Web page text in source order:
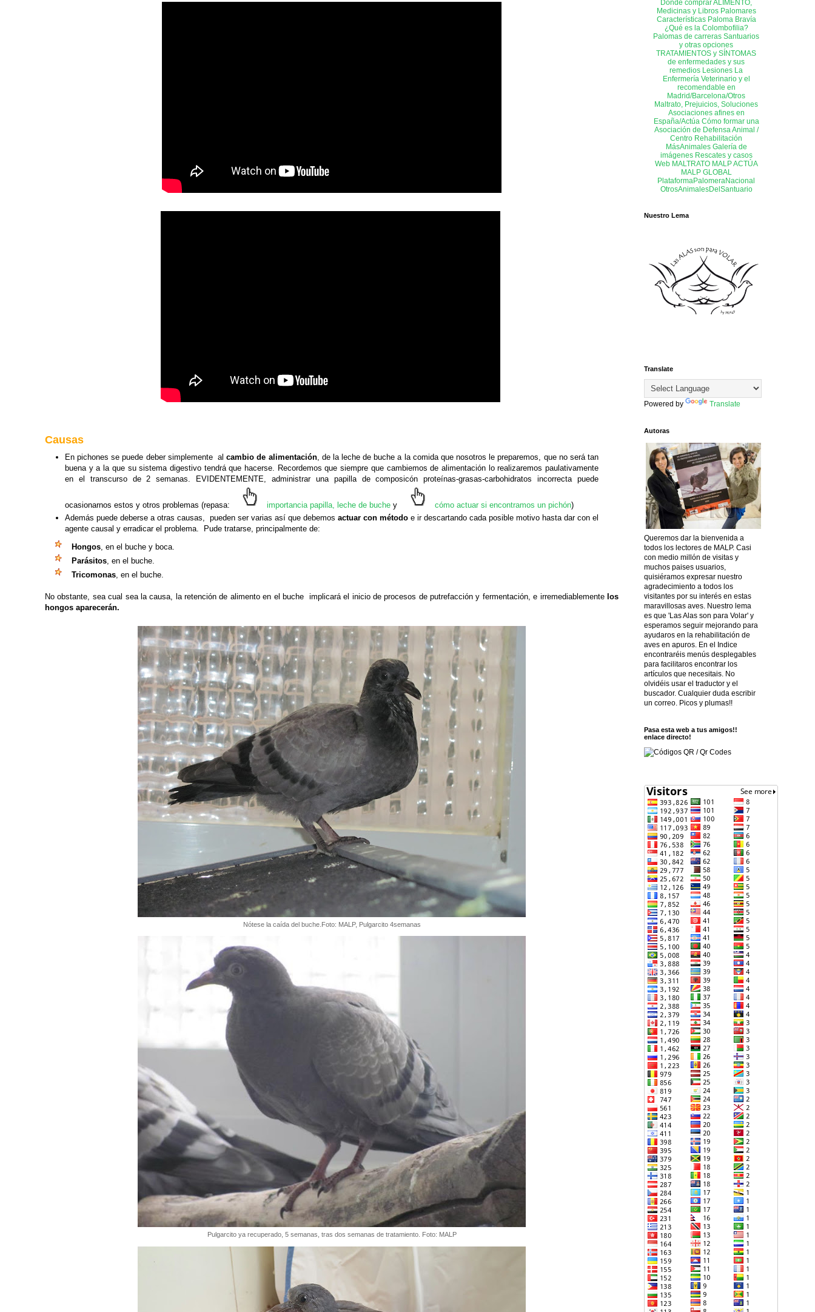
Causas
En pichones se puede deber simplemente alcambio de alimentación, de la leche de buche a la comida que nosotros le preparemos, que no será tan
buena y a la que su sistema digestivo tendrá que hacerse. Recordemos que siempre que cambiemos de alimentación lo realizaremos paulativamente
en el transcurso de 2 semanas. EVIDENTEMENTE, administrar una papilla de composicón proteínas-grasas-carbohidratos incorrecta puede
ocasionarnos estos y otros problemas (repasa: importancia papilla, leche de buchey cómo actuar si encontramos un pichón)
Además puede deberse a otras causas, pueden ser varias así que debemos actuar con método e ir descartando cada posible motivo hasta dar con el
agente causal y erradicar el problema. Pude tratarse, principalmente de:
Hongos , en el buche y boca.
Parásitos , en el buche.
Tricomonas , en el buche.
No obstante, sea cual sea la causa, la retención de alimento en el buche implicará el inicio de procesos de putrefacción y fermentación, e irremediablemente los
hongos aparecerán.
Nótese la caída del buche.Foto: MALP, Pulgarcito 4semanas
Pulgarcito ya recuperado, 5 semanas, tras dos semanas de tratamiento. Foto: MALP
Dónde comprar ALIMENTO,
Medicinas y Libros Palomares
Características Paloma Bravía
¿Qué es la Colombofilia?
Palomas de carreras Santuarios
y otras opciones
TRATAMIENTOS y SÍNTOMAS
de enfermedades y sus
remedios Lesiones La
Enfermería Veterinario y el
recomendable en
Madrid/Barcelona/Otros
Maltrato, Prejuicios, Soluciones
Asociaciones afines en
España/Actúa Cómo formar una
Asociación de Defensa Animal /
Centro Rehabilitación
MásAnimales Galería de
imágenes Rescates y casos
Web MALTRATO MALP ACTÚA
MALP GLOBAL
PlataformaPalomeraNacional
OtrosAnimalesDelSantuario
Nuestro Lema
Translate
Powered by Translate
Autoras
Queremos dar la bienvenida a
todos los lectores de MALP. Casi
con medio millón de visitas y
muchos paises usuarios,
quisiéramos expresar nuestro
agradecimiento a todos los
visitantes por su interés en estas
maravillosas aves. Nuestro lema
es que 'Las Alas son para Volar' y
esperamos seguir mejorando para
ayudaros en la rehabilitación de
aves en apuros. En el Indice
encontraréis menús desplegables
para facilitaros encontrar los
artículos que necesitais. No
olvidéis usar el traductor y el
buscador. Cualquier duda escribir
un correo. Picos y plumas!!
Pasa esta web a tus amigos!!
enlace directo!